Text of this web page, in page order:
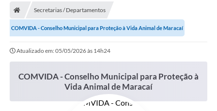
Secretarias / Departamentos
COMVIDA - Conselho Municipal para Proteção à Vida Animal de Maracaí
Atualizado em: 05/05/2026 às 14h24
COMVIDA - Conselho Municipal para Proteção à
Vida Animal de Maracaí